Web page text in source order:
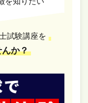
試験講座を
か？